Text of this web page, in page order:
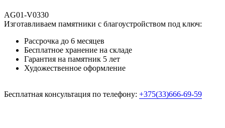
AG01-V0330
Изготавливаем памятники с благоустройством под ключ:
Рассрочка до 6 месяцев
Бесплатное хранение на складе
Гарантия на памятник 5 лет
Художественное оформление
Бесплатная консультация по телефону: +375(33)666-69-59